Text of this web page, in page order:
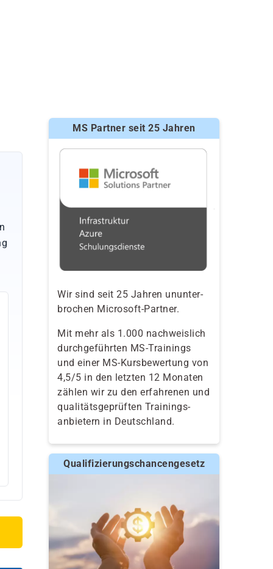
MS Partner seit 25 Jahren
Wir sind seit 25 Jahren ununter-
brochen Microsoft-Partner.
Mit mehr als 1.000 nachweislich
durchgeführten MS-Trainings
und einer MS-Kursbewertung von
4,5/5 in den letzten 12 Monaten
zählen wir zu den erfahrenen und
qualitäts­geprüften Trainings­
anbietern in Deutschland.
Qualifizierungschancengesetz